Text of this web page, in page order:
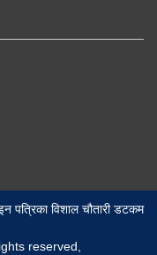
पत्रिका विशाल चौतारी डटकम
reserved,